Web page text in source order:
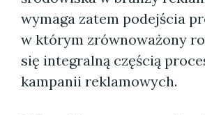
wymaga zatem podejścia
w którym zrównoważony
się integralną częścią
kampanii reklamowych.